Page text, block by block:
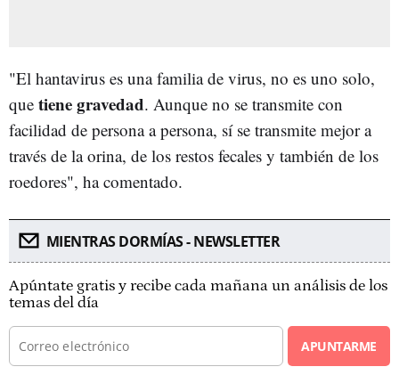
"El hantavirus es una familia de virus, no es uno solo,
que tiene gravedad. Aunque no se transmite con
facilidad de persona a persona, sí se transmite mejor a
través de la orina, de los restos fecales y también de los
roedores", ha comentado.
MIENTRAS DORMÍAS - NEWSLETTER
Apúntate gratis y recibe cada mañana un análisis de los
temas del día
APUNTARME